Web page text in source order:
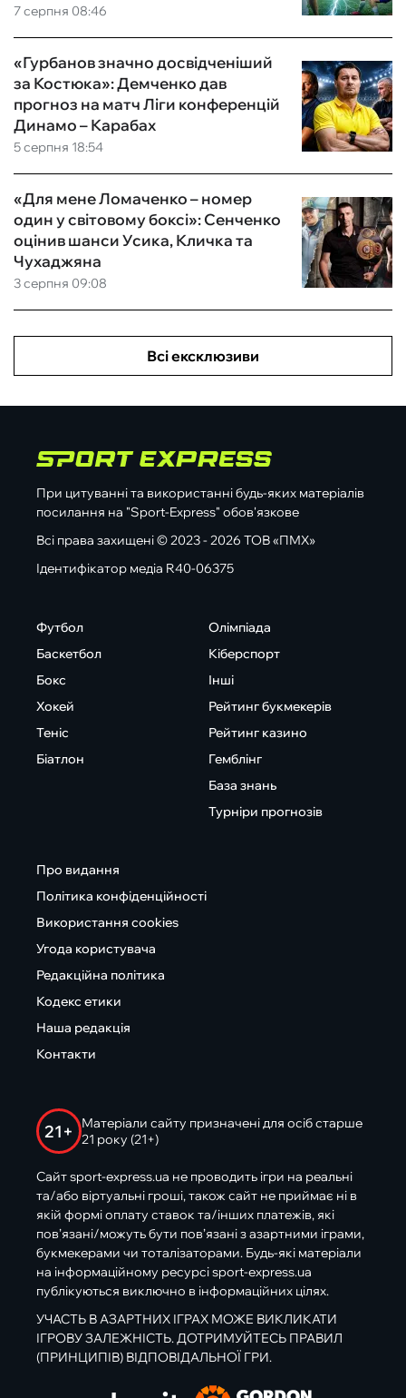
7 серпня 08:46
5 серпня 18:54
«Гурбанов значно досвідченіший
за Костюка»: Демченко дав
прогноз на матч Ліги конференцій
Динамо – Карабах
3 серпня 09:08
«Для мене Ломаченко – номер
один у світовому боксі»: Сенченко
оцінив шанси Усика, Кличка та
Чухаджяна
Всі ексклюзиви
При цитуванні та використанні будь-яких матеріалів
посилання на "Sport-Express" обов'язкове
Всі права захищені © 2023 - 2026 ТОВ «ПМХ»
Ідентифікатор медіа R40-06375
Футбол
Баскетбол
Бокс
Хокей
Теніс
Біатлон
Олімпіада
Кіберспорт
Інші
Рейтинг букмекерів
Рейтинг казино
Гемблінг
База знань
Турніри прогнозів
Про видання
Політика конфіденційності
Використання cookies
Угода користувача
Редакційна політика
Кодекс етики
Наша редакція
Контакти
21+
Матеріали сайту призначені для осіб старше
21 року (21+)
Сайт sport-express.ua не проводить ігри на реальні
та/або віртуальні гроші, також сайт не приймає ні в
якій формі оплату ставок та/інших платежів, які
пов’язані/можуть бути пов’язані з азартними іграми,
букмекерами чи тоталізаторами. Будь-які матеріали
на інформаційному ресурсі sport-express.ua
публікуються виключно в інформаційних цілях.
УЧАСТЬ В АЗАРТНИХ ІГРАХ МОЖЕ ВИКЛИКАТИ
ІГРОВУ ЗАЛЕЖНІСТЬ. ДОТРИМУЙТЕСЬ ПРАВИЛ
(ПРИНЦИПІВ) ВІДПОВІДАЛЬНОЇ ГРИ.